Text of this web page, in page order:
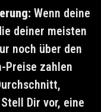
Wenn deine
deiner meisten
noch über den
Preise zahlen
Dir vor, eine